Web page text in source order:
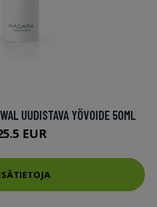
UUDISTAVA YÖVOIDE 50ML
EUR